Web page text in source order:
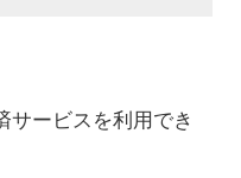
サービスを利用でき